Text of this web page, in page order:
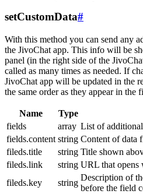
setCustomData#
With this method you can send any
the JivoChat app. This info will be
panel (in the right side of the
called as many times as needed. If
JivoChat app will be updated in the
the same order as they appear in the
Name Type
fields
array List of
fields.content string Content of data
fileds.title
string Title shown
fileds.link
string URL that opens
fileds.key
string
Description of
before the field